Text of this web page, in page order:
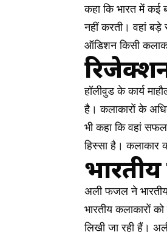
कहा कि भारत में कई
नहीं करती। वहां
ऑडिशन किसी
हॉलीवुड के कार्य
है। कलाकारों के
भी कहा कि वहां
हिस्सा है।
अली फजल ने भारतीय
भारतीय कलाकारों
लिखी जा रही हैं।